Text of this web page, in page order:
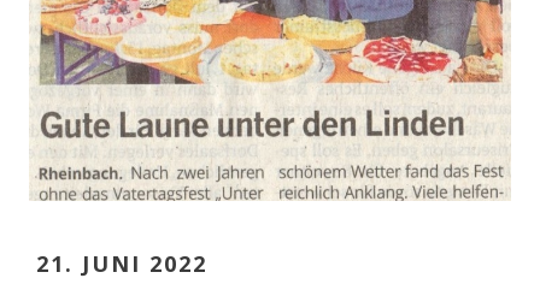
21. JUNI 2022